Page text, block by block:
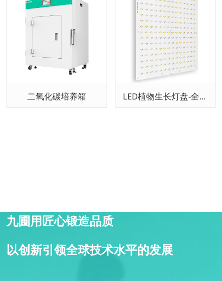
二氧化碳培养箱 LED植物生长灯盘-全光谱
九圃用匠心锻造品质
以创新引领全球技术水平的发展